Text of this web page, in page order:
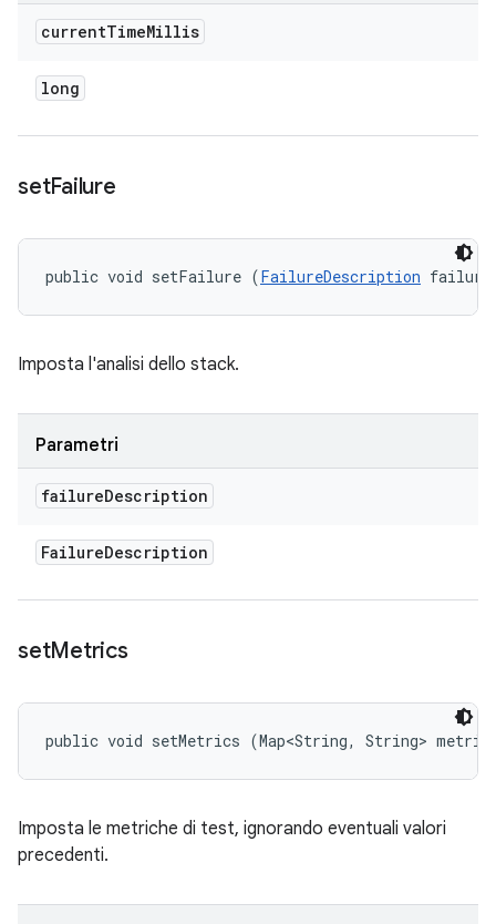
currentTimeMillis
long
setFailure
public void setFailure (FailureDescription
Imposta l'analisi dello stack.
Parametri
failureDescription
FailureDescription
setMetrics
public void setMetrics (Map<String, String>
Imposta le metriche di test, ignorando eventuali valori
precedenti.